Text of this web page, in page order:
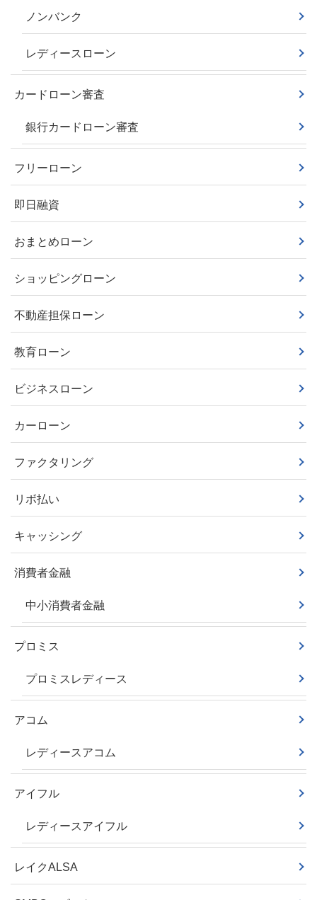
ノンバンク
レディースローン
カードローン審査
銀行カードローン審査
フリーローン
即日融資
おまとめローン
ショッピングローン
不動産担保ローン
教育ローン
ビジネスローン
カーローン
ファクタリング
リボ払い
キャッシング
消費者金融
中小消費者金融
プロミス
プロミスレディース
アコム
レディースアコム
アイフル
レディースアイフル
レイクALSA